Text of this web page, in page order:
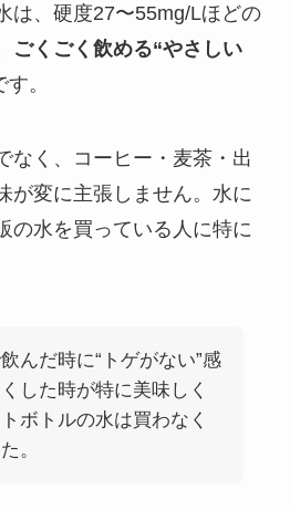
は、硬度27〜55mg/Lほどの
ごくごく飲める“やさしい
。
なく、コーヒー・麦茶・出
が変に主張しません。水に
の水を買っている人に特に
んだ時に“トゲがない”感
した時が特に美味しく
ボトルの水は買わなく
。